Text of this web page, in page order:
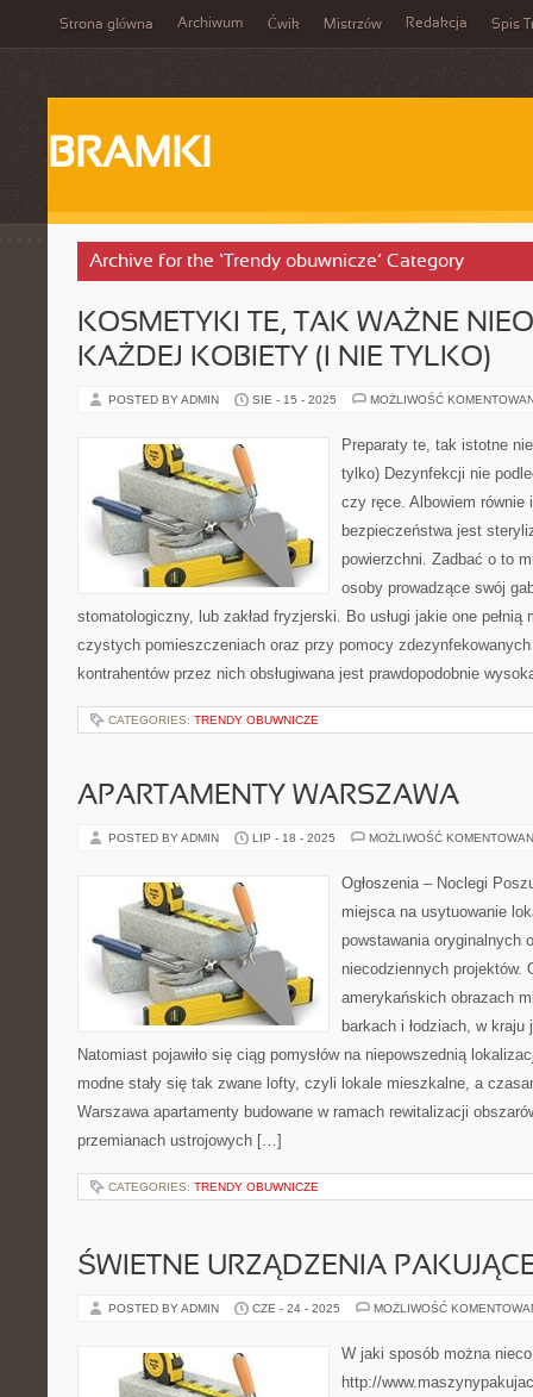
Strona główna Archiwum Ćwik Mistrzów Redakcja Spis
BRAMKI
Archive for the ‘Trendy obuwnicze’ Category
KOSMETYKI TE, TAK WAŻNE
KAŻDEJ KOBIETY (I NIE TYLKO)
POSTED BY ADMIN SIE - 15 - 2025 MOŻLIWOŚĆ
Preparaty te, tak istotne
tylko) Dezynfekcji nie
czy ręce. Albowiem równie
bezpieczeństwa jest
powierzchni. Zadbać o to
osoby prowadzące swój
stomatologiczny, lub zakład fryzjerski. Bo usługi jakie one pełnią
czystych pomieszczeniach oraz przy pomocy
kontrahentów przez nich obsługiwana jest prawdopodobnie
CATEGORIES: TRENDY OBUWNICZE
APARTAMENTY WARSZAWA
POSTED BY ADMIN LIP - 18 - 2025 MOŻLIWOŚĆ
Ogłoszenia – Noclegi
miejsca na usytuowanie
powstawania oryginalnych
niecodziennych projektów.
amerykańskich obrazach
barkach i łodziach, w
Natomiast pojawiło się ciąg pomysłów na niepowszednią
modne stały się tak zwane lofty, czyli lokale mieszkalne, a
Warszawa apartamenty budowane w ramach rewitalizacji
przemianach ustrojowych […]
CATEGORIES: TRENDY OBUWNICZE
ŚWIETNE URZĄDZENIA
POSTED BY ADMIN CZE - 24 - 2025 MOŻLIWOŚĆ
W jaki sposób można
http://